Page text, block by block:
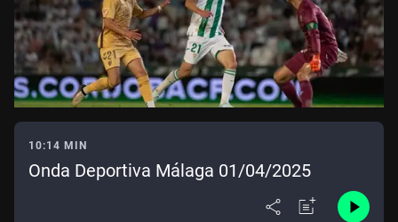
10:14 MIN
Onda Deportiva Málaga 01/04/2025